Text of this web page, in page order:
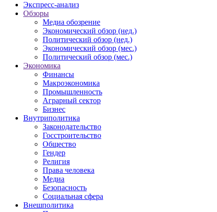
Экспресс-анализ
Обзоры
Медиа обозрение
Экономический обзор (нед.)
Политический обзор (нед.)
Экономический обзор (мес.)
Политический обзор (мес.)
Экономика
Финансы
Макроэкономика
Промышленность
Аграрный сектор
Бизнес
Внутриполитика
Законодательство
Госстроительство
Общество
Гендер
Религия
Права человека
Медиа
Безопасность
Социальная сфера
Внешполитика